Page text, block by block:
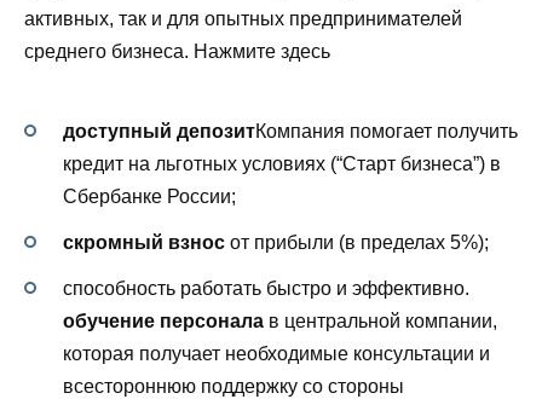
активных, так и для опытных предпринимателей
среднего бизнеса. Нажмите здесь
доступный депозитКомпания помогает получить
кредит на льготных условиях (“Старт бизнеса”) в
Сбербанке России;
скромный взнос от прибыли (в пределах 5%);
способность работать быстро и эффективно.
обучение персонала в центральной компании,
которая получает необходимые консультации и
всестороннюю поддержку со стороны